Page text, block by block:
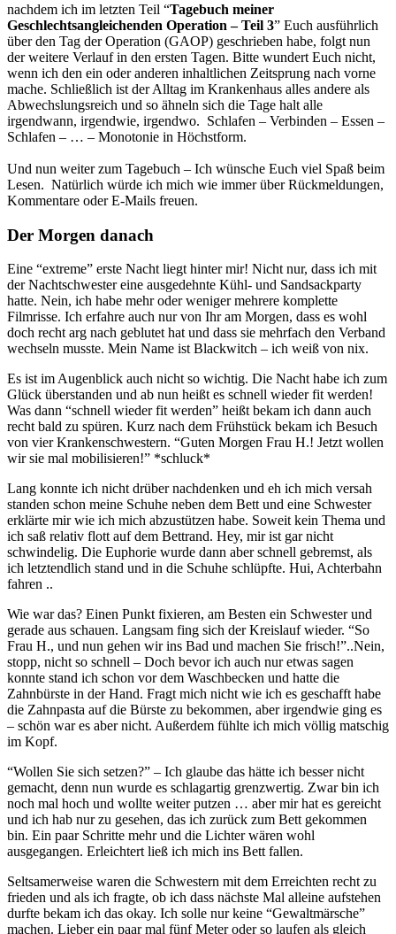
nachdem ich im letzten Teil “Tagebuch meiner
Geschlechtsangleichenden Operation – Teil 3” Euch ausführlich
über den Tag der Operation (GAOP) geschrieben habe, folgt nun
der weitere Verlauf in den ersten Tagen. Bitte wundert Euch nicht,
wenn ich den ein oder anderen inhaltlichen Zeitsprung nach vorne
mache. Schließlich ist der Alltag im Krankenhaus alles andere als
Abwechslungsreich und so ähneln sich die Tage halt alle
irgendwann, irgendwie, irgendwo. Schlafen – Verbinden – Essen –
Schlafen – … – Monotonie in Höchstform.
Und nun weiter zum Tagebuch – Ich wünsche Euch viel Spaß beim
Lesen. Natürlich würde ich mich wie immer über Rückmeldungen,
Kommentare oder E-Mails freuen.
Der Morgen danach
Eine “extreme” erste Nacht liegt hinter mir! Nicht nur, dass ich mit
der Nachtschwester eine ausgedehnte Kühl- und Sandsackparty
hatte. Nein, ich habe mehr oder weniger mehrere komplette
Filmrisse. Ich erfahre auch nur von Ihr am Morgen, dass es wohl
doch recht arg nach geblutet hat und dass sie mehrfach den Verband
wechseln musste. Mein Name ist Blackwitch – ich weiß von nix.
Es ist im Augenblick auch nicht so wichtig. Die Nacht habe ich zum
Glück überstanden und ab nun heißt es schnell wieder fit werden!
Was dann “schnell wieder fit werden” heißt bekam ich dann auch
recht bald zu spüren. Kurz nach dem Frühstück bekam ich Besuch
von vier Krankenschwestern. “Guten Morgen Frau H.! Jetzt wollen
wir sie mal mobilisieren!” *schluck*
Lang konnte ich nicht drüber nachdenken und eh ich mich versah
standen schon meine Schuhe neben dem Bett und eine Schwester
erklärte mir wie ich mich abzustützen habe. Soweit kein Thema und
ich saß relativ flott auf dem Bettrand. Hey, mir ist gar nicht
schwindelig. Die Euphorie wurde dann aber schnell gebremst, als
ich letztendlich stand und in die Schuhe schlüpfte. Hui, Achterbahn
fahren ..
Wie war das? Einen Punkt fixieren, am Besten ein Schwester und
gerade aus schauen. Langsam fing sich der Kreislauf wieder. “So
Frau H., und nun gehen wir ins Bad und machen Sie frisch!”..Nein,
stopp, nicht so schnell – Doch bevor ich auch nur etwas sagen
konnte stand ich schon vor dem Waschbecken und hatte die
Zahnbürste in der Hand. Fragt mich nicht wie ich es geschafft habe
die Zahnpasta auf die Bürste zu bekommen, aber irgendwie ging es
– schön war es aber nicht. Außerdem fühlte ich mich völlig matschig
im Kopf.
“Wollen Sie sich setzen?” – Ich glaube das hätte ich besser nicht
gemacht, denn nun wurde es schlagartig grenzwertig. Zwar bin ich
noch mal hoch und wollte weiter putzen … aber mir hat es gereicht
und ich hab nur zu gesehen, das ich zurück zum Bett gekommen
bin. Ein paar Schritte mehr und die Lichter wären wohl
ausgegangen. Erleichtert ließ ich mich ins Bett fallen.
Seltsamerweise waren die Schwestern mit dem Erreichten recht zu
frieden und als ich fragte, ob ich dass nächste Mal alleine aufstehen
durfte bekam ich das okay. Ich solle nur keine “Gewaltmärsche”
machen. Lieber ein paar mal fünf Meter oder so laufen als gleich